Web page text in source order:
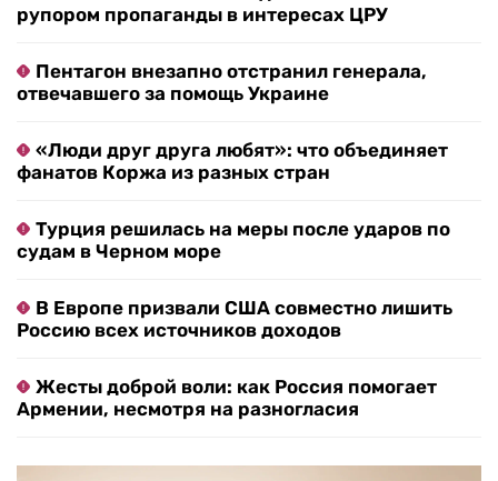
рупором пропаганды в интересах ЦРУ
Пентагон внезапно отстранил генерала,
отвечавшего за помощь Украине
«Люди друг друга любят»: что объединяет
фанатов Коржа из разных стран
Турция решилась на меры после ударов по
судам в Черном море
В Европе призвали США совместно лишить
Россию всех источников доходов
Жесты доброй воли: как Россия помогает
Армении, несмотря на разногласия